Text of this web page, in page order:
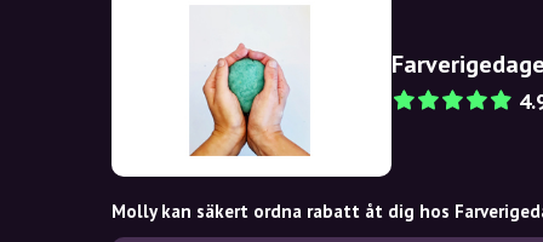
Farverigedage
Molly kan säkert ordna rabatt åt dig hos